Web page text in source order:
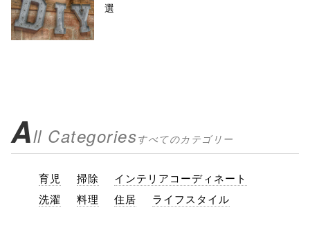
選
All Categoriesすべてのカテゴリー
育児 掃除
インテリアコーディネート
洗濯
料理 住居 ライフスタイル